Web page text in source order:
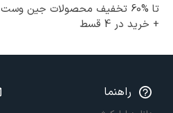
تا %60 تخفیف محصولات جین وست
+ خرید در 4 قسط
راهنما